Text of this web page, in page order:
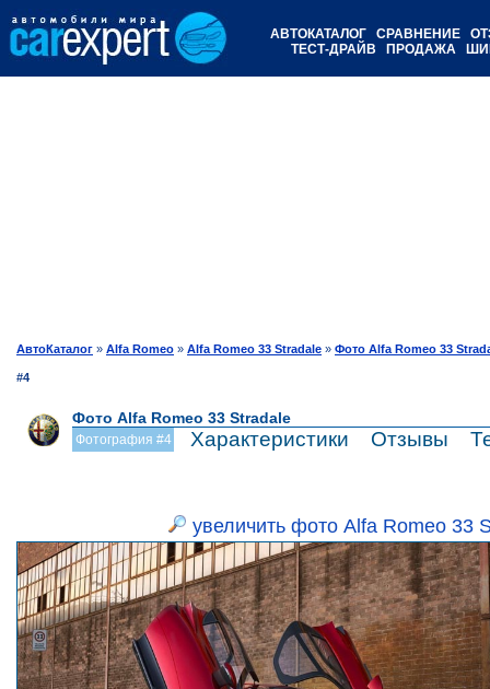
АВТОКАТАЛОГ СРАВНЕНИЕ
ТЕСТ-ДРАЙВ
ПРОДАЖА
АвтоКаталог » Alfa Romeo » Alfa Romeo 33 Stradale » Фото Alfa Romeo 33
#4
Фото Alfa Romeo 33 Stradale
Фотография #4 Характеристики Отзывы
увеличить фото Alfa Romeo 33